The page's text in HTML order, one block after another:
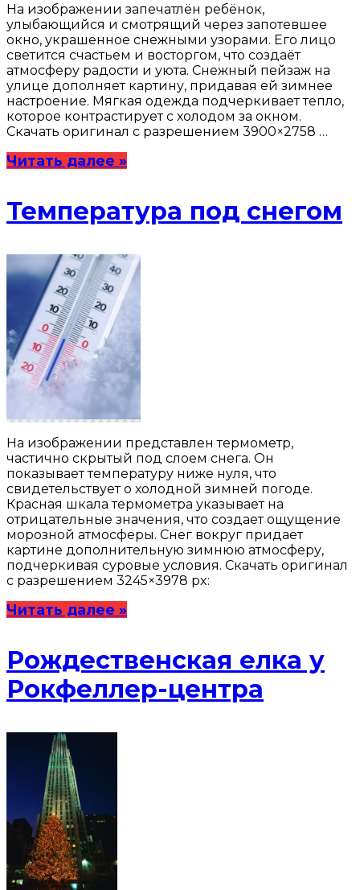
На изображении запечатлён ребёнок,
улыбающийся и смотрящий через запотевшее
окно, украшенное снежными узорами. Его лицо
светится счастьем и восторгом, что создаёт
атмосферу радости и уюта. Снежный пейзаж на
улице дополняет картину, придавая ей зимнее
настроение. Мягкая одежда подчеркивает тепло,
которое контрастирует с холодом за окном.
Скачать оригинал с разрешением 3900×2758 …
Читать далее »
Температура под снегом
На изображении представлен термометр,
частично скрытый под слоем снега. Он
показывает температуру ниже нуля, что
свидетельствует о холодной зимней погоде.
Красная шкала термометра указывает на
отрицательные значения, что создает ощущение
морозной атмосферы. Снег вокруг придает
картине дополнительную зимнюю атмосферу,
подчеркивая суровые условия. Скачать оригинал
с разрешением 3245×3978 px:
Читать далее »
Рождественская елка у
Рокфеллер-центра